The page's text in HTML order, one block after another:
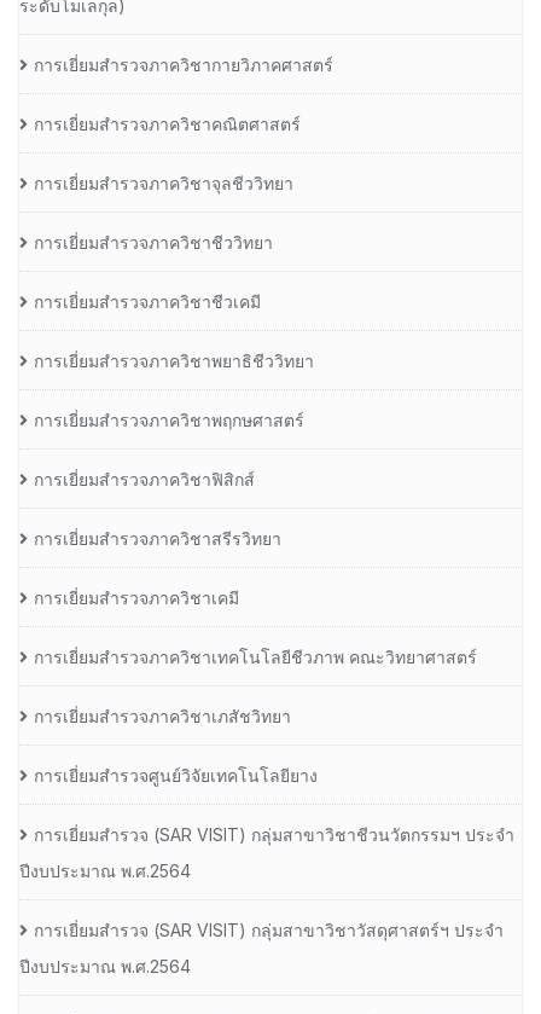
ระดับโมเลกุล)
การเยี่ยมสำรวจภาควิชากายวิภาคศาสตร์
การเยี่ยมสำรวจภาควิชาคณิตศาสตร์
การเยี่ยมสำรวจภาควิชาจุลชีววิทยา
การเยี่ยมสำรวจภาควิชาชีววิทยา
การเยี่ยมสำรวจภาควิชาชีวเคมี
การเยี่ยมสำรวจภาควิชาพยาธิชีววิทยา
การเยี่ยมสำรวจภาควิชาพฤกษศาสตร์
การเยี่ยมสำรวจภาควิชาฟิสิกส์
การเยี่ยมสำรวจภาควิชาสรีรวิทยา
การเยี่ยมสำรวจภาควิชาเคมี
การเยี่ยมสำรวจภาควิชาเทคโนโลยีชีวภาพ คณะวิทยาศาสตร์
การเยี่ยมสำรวจภาควิชาเภสัชวิทยา
การเยี่ยมสำรวจศูนย์วิจัยเทคโนโลยียาง
การเยี่ยมสํารวจ (SAR VISIT) กลุ่มสาขาวิชาชีวนวัตกรรมฯ ประจํา
ปีงบประมาณ พ.ศ.2564
การเยี่ยมสํารวจ (SAR VISIT) กลุ่มสาขาวิชาวัสดุศาสตร์ฯ ประจํา
ปีงบประมาณ พ.ศ.2564